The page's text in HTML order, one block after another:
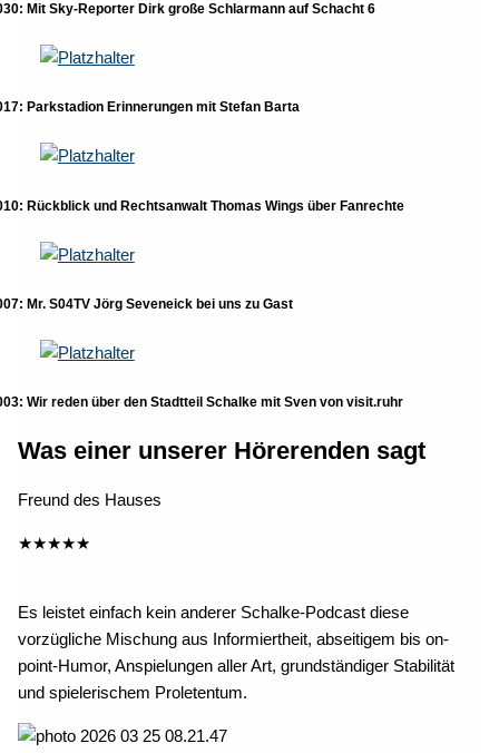
Mit Sky-Reporter Dirk große Schlarmann auf Schacht 6
Parkstadion Erinnerungen mit Stefan Barta
Rückblick und Rechtsanwalt Thomas Wings über Fanrechte
Mr. S04TV Jörg Seveneick bei uns zu Gast
Wir reden über den Stadtteil Schalke mit Sven von visit.ruhr
Was einer unserer Hörerenden sagt
Freund des Hauses
★★★★★
Es leistet einfach kein anderer Schalke-Podcast diese
vorzügliche Mischung aus Informiertheit, abseitigem bis on-
point-Humor, Anspielungen aller Art, grundständiger Stabilität
und spielerischem Proletentum.